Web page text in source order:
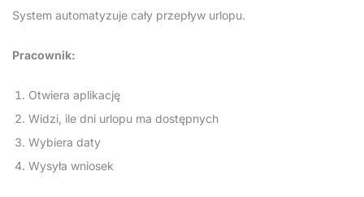
System automatyzuje cały przepływ urlopu.
Pracownik:
Otwiera aplikację
Widzi, ile dni urlopu ma dostępnych
Wybiera daty
Wysyła wniosek